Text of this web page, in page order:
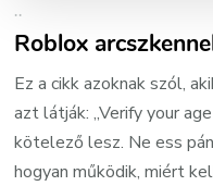
..
Roblox
Ez a cikk azoknak szól,
azt látják: „Verify your
kötelező lesz. Ne ess
hogyan működik, miért